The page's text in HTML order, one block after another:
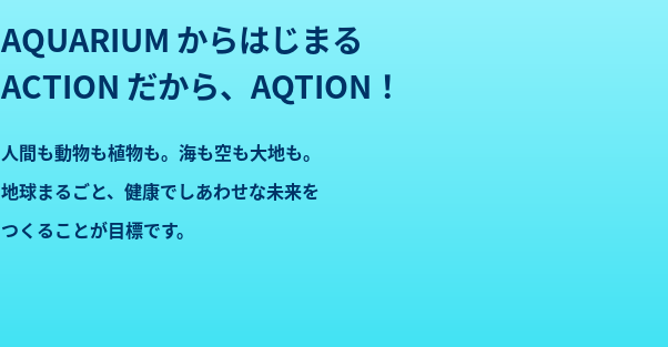
AQUARIUM からはじまる
ACTION だから、AQTION！
人間も動物も植物も。海も空も大地も。
地球まるごと、健康でしあわせな未来を
つくることが目標です。